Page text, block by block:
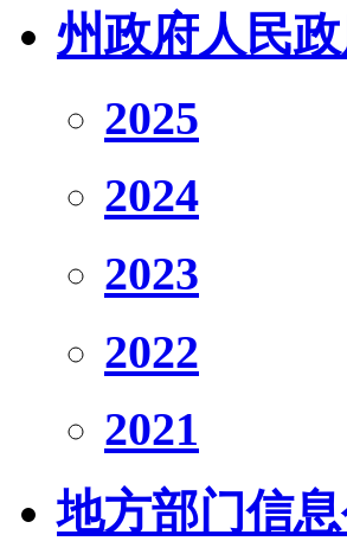
州政府人民
2025
2024
2023
2022
2021
地方部门信